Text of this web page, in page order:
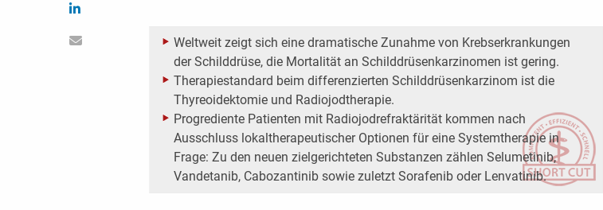
Weltweit zeigt sich eine dramatische Zunahme von Krebserkrankungen
der Schilddrüse, die Mortalität an Schilddrüsenkarzinomen ist gering.
Therapiestandard beim differenzierten Schilddrüsenkarzinom ist die
Thyreoidektomie und Radiojodtherapie.
Progrediente Patienten mit Radiojodrefraktärität kommen nach
Ausschluss lokaltherapeutischer Optionen für eine Systemtherapie in
Frage: Zu den neuen zielgerichteten Substanzen zählen Selumetinib,
Vandetanib, Cabozantinib sowie zuletzt Sorafenib oder Lenvatinib.